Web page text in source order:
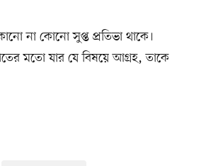
না কোনো সুপ্ত প্রতিভা থাকে।
মতো যার যে বিষয়ে আগ্রহ, তাকে